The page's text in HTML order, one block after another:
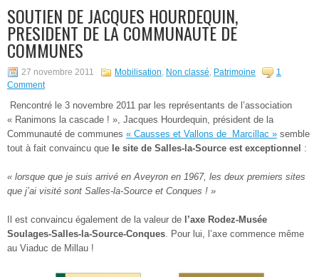
SOUTIEN DE JACQUES HOURDEQUIN,
PRESIDENT DE LA COMMUNAUTE DE
COMMUNES
27 novembre 2011 Mobilisation, Non classé, Patrimoine
1
Comment
Rencontré le 3 novembre 2011 par les représentants de l’association
« Ranimons la cascade ! », Jacques Hourdequin, président de la
Communauté de communes « Causses et Vallons de Marcillac » semble
tout à fait convaincu que le site de Salles-la-Source est exceptionnel :
« lorsque que je suis arrivé en Aveyron en 1967, les deux premiers sites
que j’ai visité sont Salles-la-Source et Conques ! »
Il est convaincu également de la valeur de l’axe Rodez-Musée
Soulages-Salles-la-Source-Conques . Pour lui, l’axe commence même
au Viaduc de Millau !